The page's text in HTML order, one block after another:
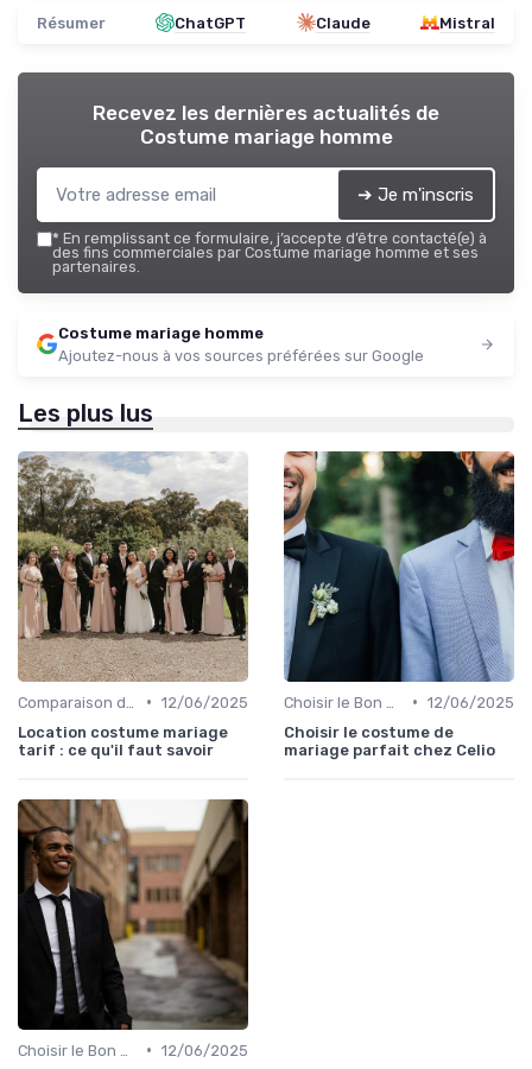
Résumer ChatGPT Claude Mistral
Recevez les dernières actualités de
Costume mariage homme
➔ Je m'inscris
* En remplissant ce formulaire, j’accepte d’être contacté(e) à
des fins commerciales par Costume mariage homme et ses
partenaires.
Costume mariage homme
Ajoutez-nous à vos sources préférées sur Google
Les plus lus
• 12/06/2025
Location costume mariage
tarif : ce qu'il faut savoir
• 12/06/2025
Choisir le costume de
mariage parfait chez Celio
• 12/06/2025